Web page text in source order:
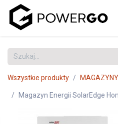
Przejdź do zawartości
Wszystkie produkty MAGAZYNY
Magazyn Energii SolarEdge